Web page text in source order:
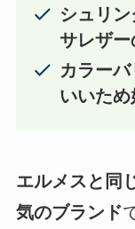
シュリ
サレザー
カラー
いいた
エルメスと同
気のブランド